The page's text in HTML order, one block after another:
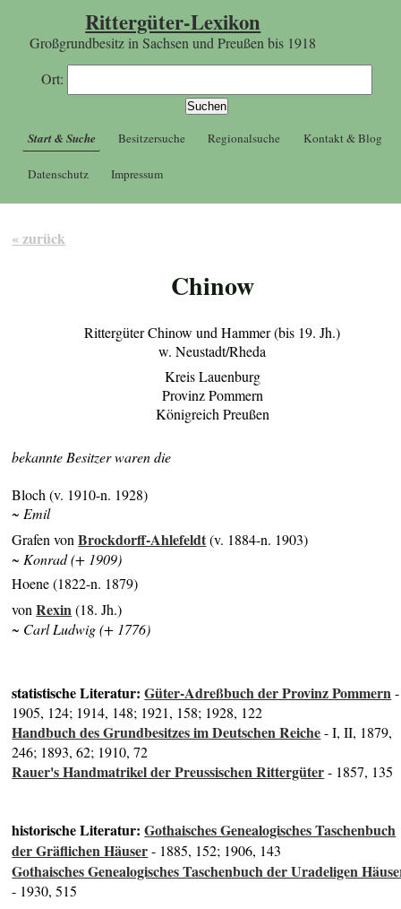
Rittergüter-Lexikon
Großgrundbesitz in Sachsen und Preußen bis 1918
Ort:
Start & Suche Besitzersuche Regionalsuche Kontakt & Blog
Datenschutz Impressum
« zurück
Chinow
Rittergüter Chinow und Hammer (bis 19. Jh.)
w. Neustadt/Rheda
Kreis Lauenburg
Provinz Pommern
Königreich Preußen
bekannte Besitzer waren die
Bloch (v. 1910-n. 1928)
~ Emil
Grafen vonBrockdorff-Ahlefeldt(v. 1884-n. 1903)
~ Konrad (+ 1909)
Hoene (1822-n. 1879)
vonRexin(18. Jh.)
~ Carl Ludwig (+ 1776)
statistische Literatur:Güter-Adreßbuch der Provinz Pommern-
1905, 124; 1914, 148; 1921, 158; 1928, 122
Handbuch des Grundbesitzes im Deutschen Reiche- I, II, 1879,
246; 1893, 62; 1910, 72
Rauer's Handmatrikel der Preussischen Rittergüter- 1857, 135
historische Literatur:Gothaisches Genealogisches Taschenbuch
der Gräflichen Häuser- 1885, 152; 1906, 143
Gothaisches Genealogisches Taschenbuch der Uradeligen
- 1930, 515